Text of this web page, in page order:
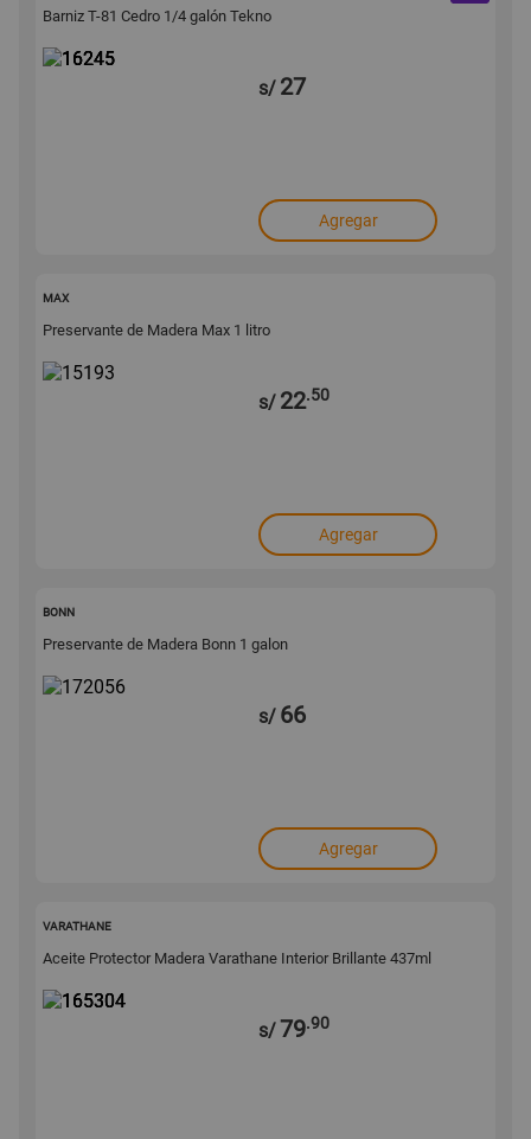
Barniz T-81 Cedro 1/4 galón Tekno
s/ 27
Agregar
MAX
Preservante de Madera Max 1 litro
s/ 22.50
Agregar
BONN
Preservante de Madera Bonn 1 galon
s/ 66
Agregar
VARATHANE
Aceite Protector Madera Varathane Interior Brillante 437ml
s/79.90